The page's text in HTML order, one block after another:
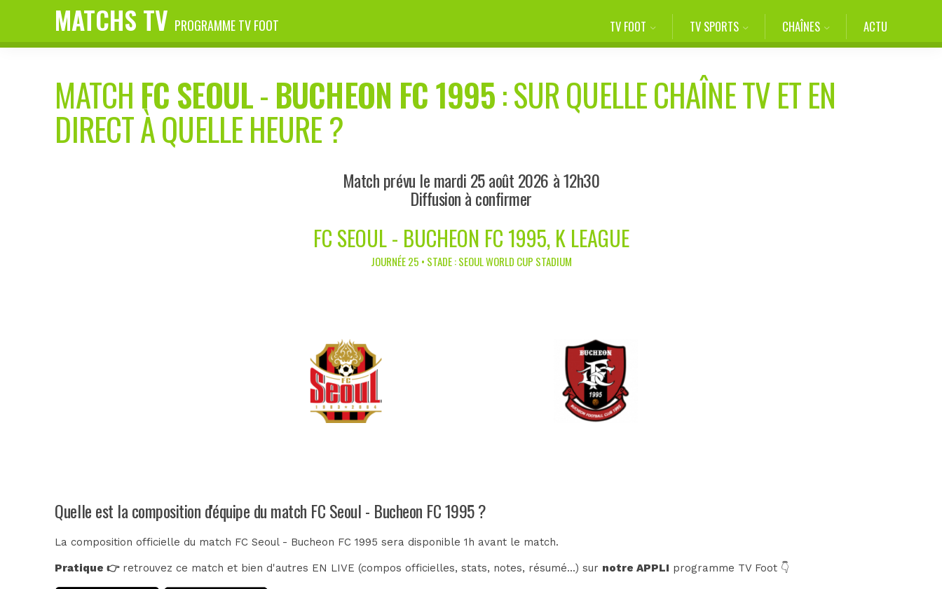
MATCHS TV PROGRAMME TV FOOT TV FOOT TV SPORTS CHAÎNES ACTU
MATCH FC SEOUL-BUCHEON FC 1995: SUR QUELLE CHAÎNE TV ET EN
DIRECT À QUELLE HEURE ?
Match prévu le mardi 25 août 2026 à 12h30
Diffusion à confirmer
FC SEOUL - BUCHEON FC 1995, K LEAGUE
JOURNÉE 25 • STADE : SEOUL WORLD CUP STADIUM
Quelle est la composition d'équipe du match FC Seoul - Bucheon FC 1995 ?
La composition officielle du match FC Seoul - Bucheon FC 1995 sera disponible 1h avant le match.
Pratique 👉retrouvez ce match et bien d'autres EN LIVE (compos officielles, stats, notes, résumé...) sur notre APPLI programme TV Foot 👇